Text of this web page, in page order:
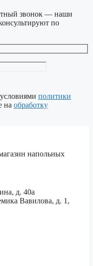
звонок — наши
по
политики
на обработку
напольных
д. 40а
Вавилова, д. 1,